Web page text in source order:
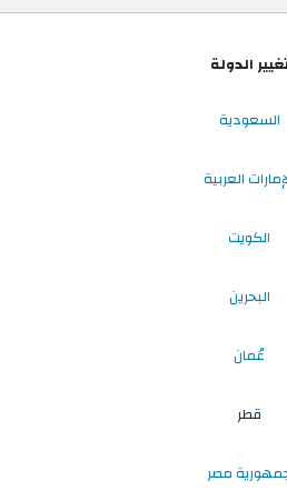
الدولة
السعودية
العربية
الكويت
البحرين
عُمان
قطر
مصر